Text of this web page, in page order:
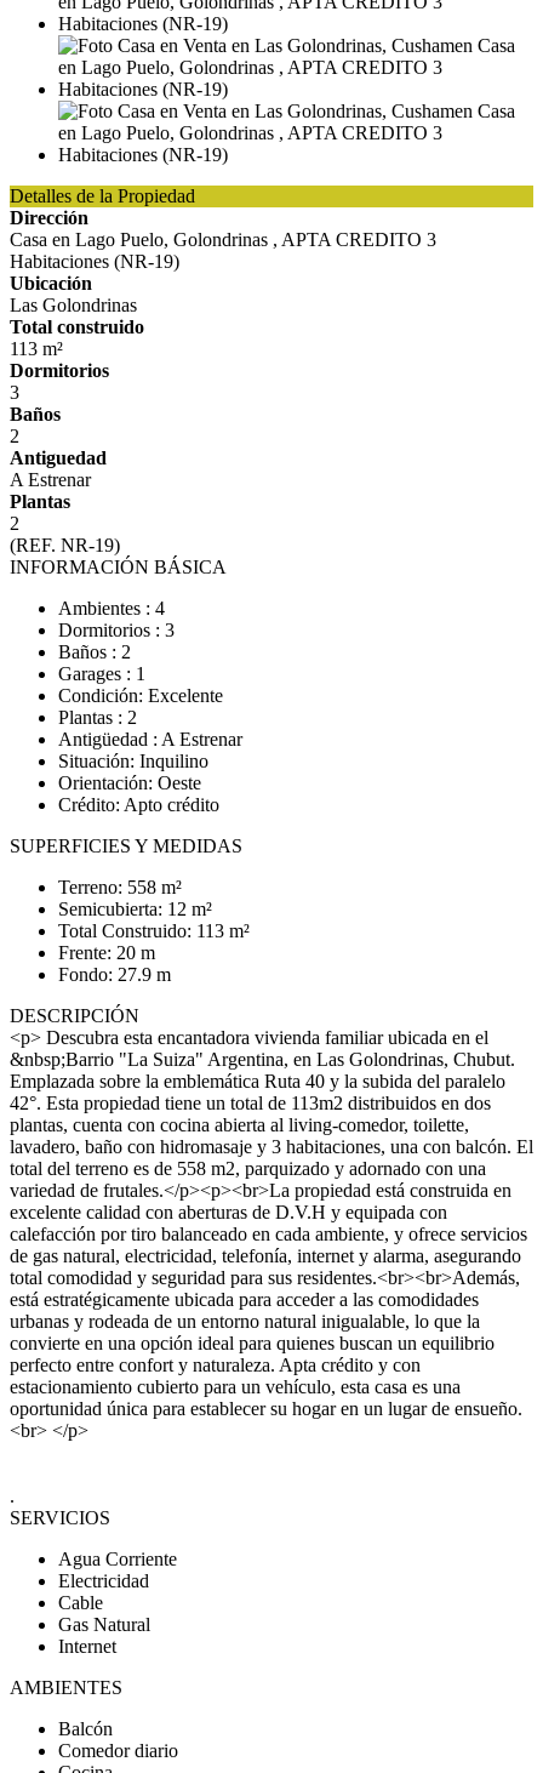
Detalles de la Propiedad
Dirección
Casa en Lago Puelo, Golondrinas , APTA CREDITO 3
Habitaciones (NR-19)
Ubicación
Las Golondrinas
Total construido
113 m²
Dormitorios
3
Baños
2
Antiguedad
A Estrenar
Plantas
2
(REF. NR-19)
INFORMACIÓN BÁSICA
Ambientes : 4
Dormitorios : 3
Baños : 2
Garages : 1
Condición: Excelente
Plantas : 2
Antigüedad : A Estrenar
Situación: Inquilino
Orientación: Oeste
Crédito: Apto crédito
SUPERFICIES Y MEDIDAS
Terreno: 558 m²
Semicubierta: 12 m²
Total Construido: 113 m²
Frente: 20 m
Fondo: 27.9 m
DESCRIPCIÓN
<p> Descubra esta encantadora vivienda familiar ubicada en el
&nbsp;Barrio "La Suiza" Argentina, en Las Golondrinas, Chubut.
Emplazada sobre la emblemática Ruta 40 y la subida del paralelo
42°. Esta propiedad tiene un total de 113m2 distribuidos en dos
plantas, cuenta con cocina abierta al living-comedor, toilette,
lavadero, baño con hidromasaje y 3 habitaciones, una con balcón. El
total del terreno es de 558 m2, parquizado y adornado con una
variedad de frutales.</p><p><br>La propiedad está construida en
excelente calidad con aberturas de D.V.H y equipada con
calefacción por tiro balanceado en cada ambiente, y ofrece servicios
de gas natural, electricidad, telefonía, internet y alarma, asegurando
total comodidad y seguridad para sus residentes.<br><br>Además,
está estratégicamente ubicada para acceder a las comodidades
urbanas y rodeada de un entorno natural inigualable, lo que la
convierte en una opción ideal para quienes buscan un equilibrio
perfecto entre confort y naturaleza. Apta crédito y con
estacionamiento cubierto para un vehículo, esta casa es una
oportunidad única para establecer su hogar en un lugar de ensueño.
<br> </p>
.
SERVICIOS
Agua Corriente
Electricidad
Cable
Gas Natural
Internet
AMBIENTES
Balcón
Comedor diario